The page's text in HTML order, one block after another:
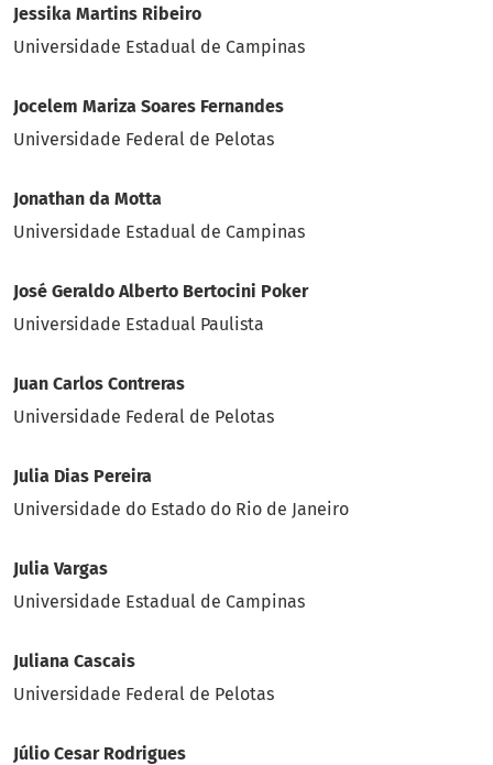
Jessika Martins Ribeiro
Universidade Estadual de Campinas
Jocelem Mariza Soares Fernandes
Universidade Federal de Pelotas
Jonathan da Motta
Universidade Estadual de Campinas
José Geraldo Alberto Bertocini Poker
Universidade Estadual Paulista
Juan Carlos Contreras
Universidade Federal de Pelotas
Julia Dias Pereira
Universidade do Estado do Rio de Janeiro
Julia Vargas
Universidade Estadual de Campinas
Juliana Cascais
Universidade Federal de Pelotas
Júlio Cesar Rodrigues